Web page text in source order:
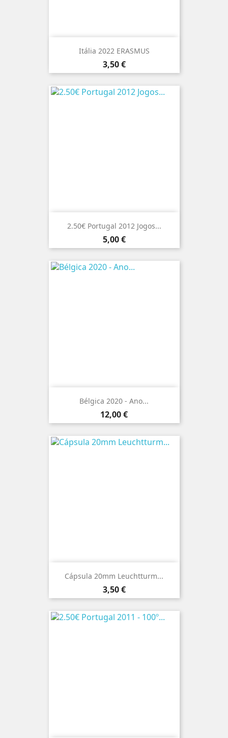
Itália 2022 ERASMUS
Preço
3,50 €
2.50€ Portugal 2012 Jogos...
Preço
5,00 €
Bélgica 2020 - Ano...
Preço
12,00 €
Cápsula 20mm Leuchtturm...
Preço
3,50 €